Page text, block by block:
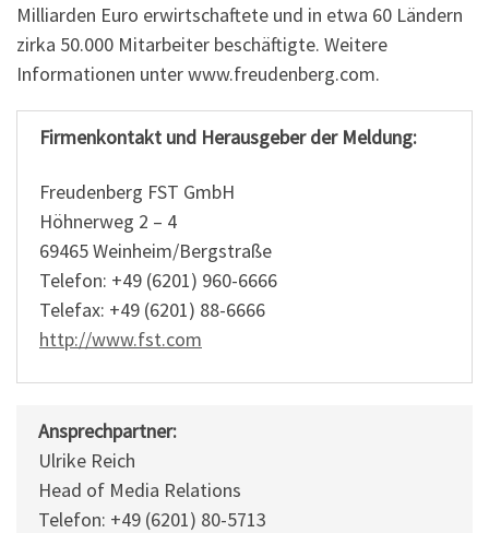
Milliarden Euro erwirtschaftete und in etwa 60 Ländern
zirka 50.000 Mitarbeiter beschäftigte. Weitere
Informationen unter www.freudenberg.com.
Firmenkontakt und Herausgeber der Meldung:
Freudenberg FST GmbH
Höhnerweg 2 – 4
69465 Weinheim/Bergstraße
Telefon: +49 (6201) 960-6666
Telefax: +49 (6201) 88-6666
http://www.fst.com
Ansprechpartner:
Ulrike Reich
Head of Media Relations
Telefon: +49 (6201) 80-5713